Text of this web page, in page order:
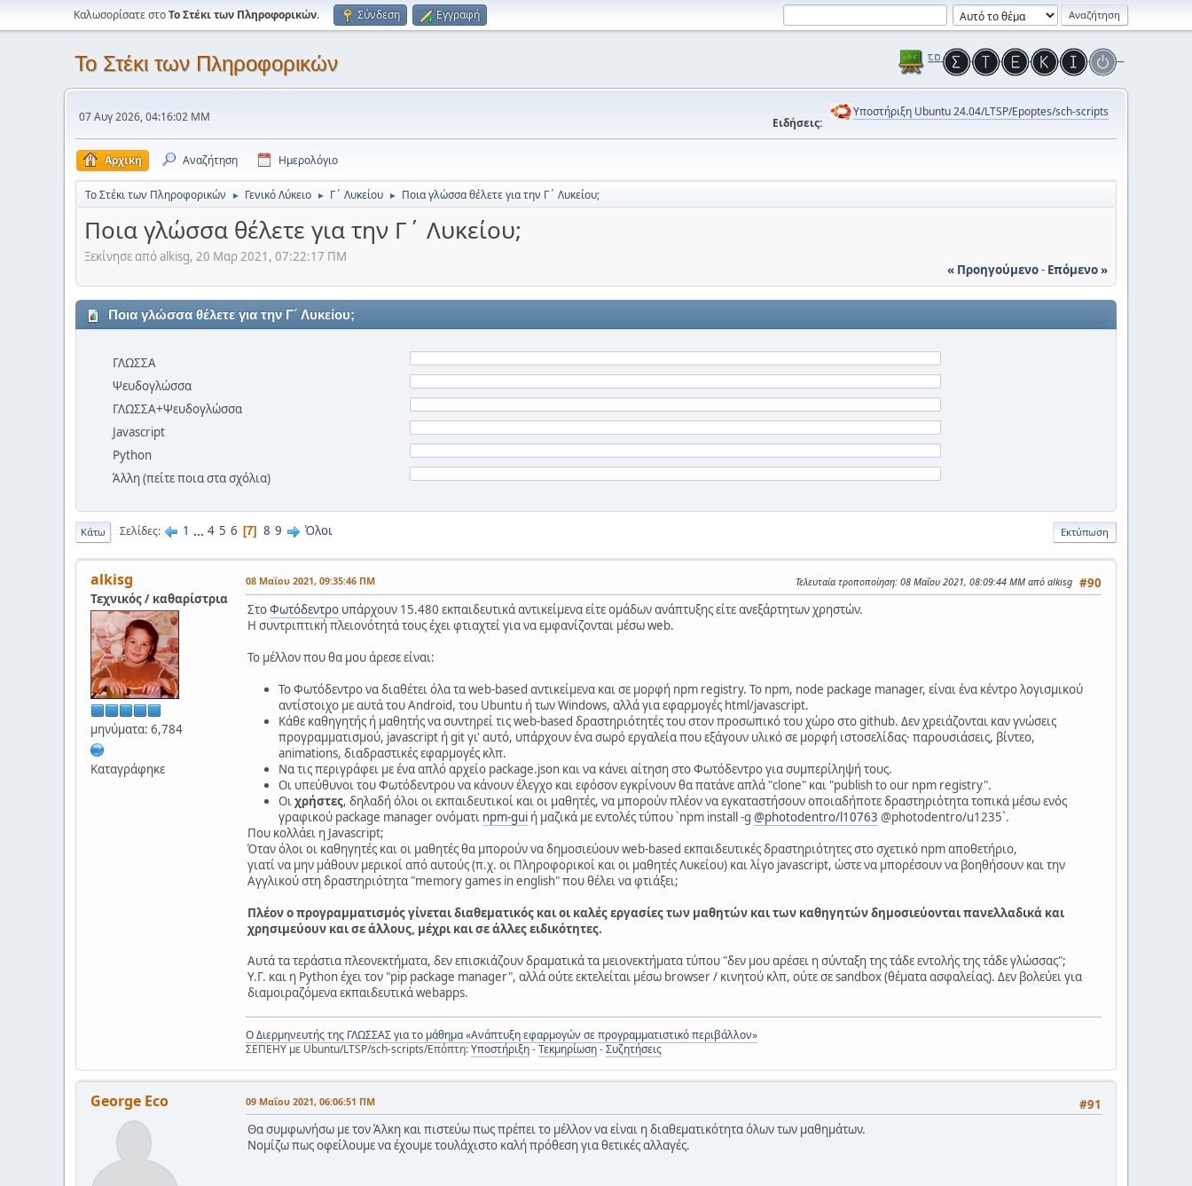
Καλωσορίσατε στοΤο Στέκι των Πληροφορικών. Σύνδεση Εγγραφή
Το Στέκι των Πληροφορικών
07 Αυγ 2026, 04:16:02 ΜΜ Ειδήσεις:
Υποστήριξη Ubuntu 24.04/LTSP/Epoptes/sch-scripts
Αρχική Αναζήτηση Ημερολόγιο
Το Στέκι των Πληροφορικών ► Γενικό Λύκειο ► Γ΄ Λυκείου ► Ποια γλώσσα θέλετε για την Γ΄ Λυκείου;
Ποια γλώσσα θέλετε για την Γ΄ Λυκείου;
Ξεκίνησε από alkisg, 20 Μαρ 2021, 07:22:17 ΠΜ
« Προηγούμενο- Επόμενο »
Ποια γλώσσα θέλετε για την Γ΄ Λυκείου;
ΓΛΩΣΣΑ
Ψευδογλώσσα
ΓΛΩΣΣΑ+Ψευδογλώσσα
Javascript
Python
Άλλη (πείτε ποια στα σχόλια)
Εκτύπωση
Κάτω Σελίδες 1 ... 4 5 6 7 8 9 Όλοι
alkisg
Τεχνικός / καθαρίστρια
μηνύματα: 6,784
Καταγράφηκε
#90
08 Μαΐου 2021, 09:35:46 ΠΜ Τελευταία τροποποίηση: 08 Μαΐου 2021, 08:09:44 ΜΜ από alkisg
ΣτοΦωτόδεντρο υπάρχουν 15.480 εκπαιδευτικά αντικείμενα είτε ομάδων ανάπτυξης είτε ανεξάρτητων χρηστών.
Η συντριπτική πλειονότητά τους έχει φτιαχτεί για να εμφανίζονται μέσω web.
Το μέλλον που θα μου άρεσε είναι:
Το Φωτόδεντρο να διαθέτει όλα τα web-based αντικείμενα και σε μορφή npm registry. Το npm, node package manager, είναι ένα κέντρο λογισμικού
αντίστοιχο με αυτά του Android, του Ubuntu ή των Windows, αλλά για εφαρμογές html/javascript.
Κάθε καθηγητής ή μαθητής να συντηρεί τις web-based δραστηριότητές του στον προσωπικό του χώρο στο github. Δεν χρειάζονται καν γνώσεις
προγραμματισμού, javascript ή git γι' αυτό, υπάρχουν ένα σωρό εργαλεία που εξάγουν υλικό σε μορφή ιστοσελίδας· παρουσιάσεις, βίντεο,
animations, διαδραστικές εφαρμογές κλπ.
Να τις περιγράφει με ένα απλό αρχείο package.json και να κάνει αίτηση στο Φωτόδεντρο για συμπερίληψή τους.
Οι υπεύθυνοι του Φωτόδεντρου να κάνουν έλεγχο και εφόσον εγκρίνουν θα πατάνε απλά "clone" και "publish to our npm registry".
Οι χρήστες, δηλαδή όλοι οι εκπαιδευτικοί και οι μαθητές, να μπορούν πλέον να εγκαταστήσουν οποιαδήποτε δραστηριότητα τοπικά μέσω ενός
γραφικού package manager ονόματι npm-gui ή μαζικά με εντολές τύπου `npm install -g @photodentro/l10763 @photodentro/u1235`.
Που κολλάει η Javascript;
Όταν όλοι οι καθηγητές και οι μαθητές θα μπορούν να δημοσιεύουν web-based εκπαιδευτικές δραστηριότητες στο σχετικό npm αποθετήριο,
γιατί να μην μάθουν μερικοί από αυτούς (π.χ. οι Πληροφορικοί και οι μαθητές Λυκείου) και λίγο javascript, ώστε να μπορέσουν να βοηθήσουν και την
Αγγλικού στη δραστηριότητα "memory games in english" που θέλει να φτιάξει;
Πλέον ο προγραμματισμός γίνεται διαθεματικός και οι καλές εργασίες των μαθητών και των καθηγητών δημοσιεύονται πανελλαδικά και
χρησιμεύουν και σε άλλους, μέχρι και σε άλλες ειδικότητες.
Αυτά τα τεράστια πλεονεκτήματα, δεν επισκιάζουν δραματικά τα μειονεκτήματα τύπου "δεν μου αρέσει η σύνταξη της τάδε εντολής της τάδε γλώσσας";
Υ.Γ. και η Python έχει τον "pip package manager", αλλά ούτε εκτελείται μέσω browser / κινητού κλπ, ούτε σε sandbox (θέματα ασφαλείας). Δεν βολεύει για
διαμοιραζόμενα εκπαιδευτικά webapps.
Ο Διερμηνευτής της ΓΛΩΣΣΑΣ για το μάθημα «Ανάπτυξη εφαρμογών σε προγραμματιστικό περιβάλλον»
ΣΕΠΕΗΥ με Ubuntu/LTSP/sch-scripts/Επόπτη:Υποστήριξη-Τεκμηρίωση-Συζητήσεις
George Eco #91
09 Μαΐου 2021, 06:06:51 ΠΜ
Θα συμφωνήσω με τον Άλκη και πιστεύω πως πρέπει το μέλλον να είναι η διαθεματικότητα όλων των μαθημάτων.
Νομίζω πως οφείλουμε να έχουμε τουλάχιστο καλή πρόθεση για θετικές αλλαγές.